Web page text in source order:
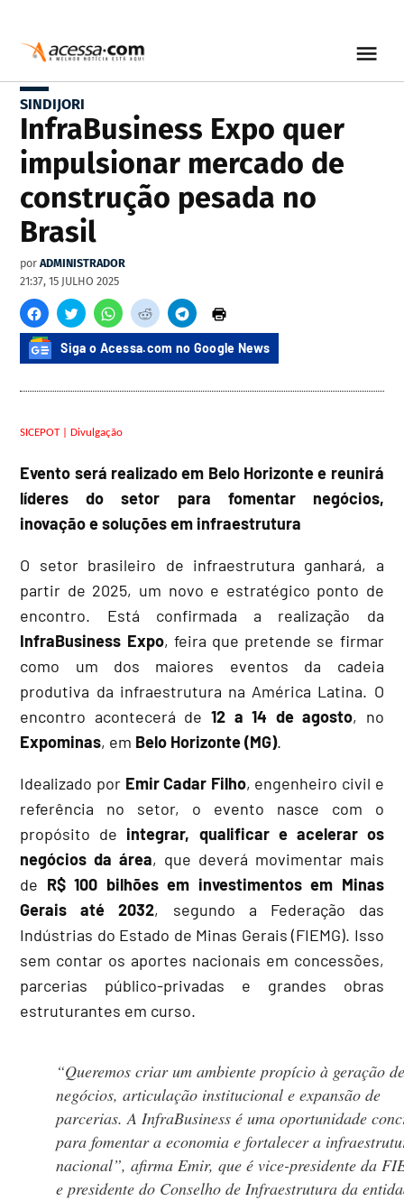
SINDIJORI
InfraBusiness Expo quer
impulsionar mercado de
construção pesada no
Brasil
por ADMINISTRADOR
21:37, 15 JULHO 2025
Siga o Acessa.com no Google News
SICEPOT | Divulgação
Evento será realizado em Belo Horizonte e reunirá
líderes do setor para fomentar negócios,
inovação e soluções em infraestrutura
O setor brasileiro de infraestrutura ganhará, a
partir de 2025, um novo e estratégico ponto de
encontro. Está confirmada a realização da
InfraBusiness Expo, feira que pretende se firmar
como um dos maiores eventos da cadeia
produtiva da infraestrutura na América Latina. O
encontro acontecerá de 12 a 14 de agosto, no
Expominas, em Belo Horizonte (MG).
Idealizado por Emir Cadar Filho, engenheiro civil e
referência no setor, o evento nasce com o
propósito de integrar, qualificar e acelerar os
negócios da área, que deverá movimentar mais
de R$ 100 bilhões em investimentos em Minas
Gerais até 2032, segundo a Federação das
Indústrias do Estado de Minas Gerais (FIEMG). Isso
sem contar os aportes nacionais em concessões,
parcerias público-privadas e grandes obras
estruturantes em curso.
“Queremos criar um ambiente propício à geração
negócios, articulação institucional e expansão de
parcerias. A InfraBusiness é uma oportunidade
para fomentar a economia e fortalecer a
nacional”, afirma Emir, que é vice-presidente da
e presidente do Conselho de Infraestrutura da